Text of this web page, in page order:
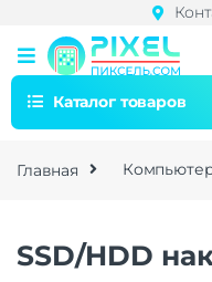
Каталог товаров
Главная
SSD/HDD